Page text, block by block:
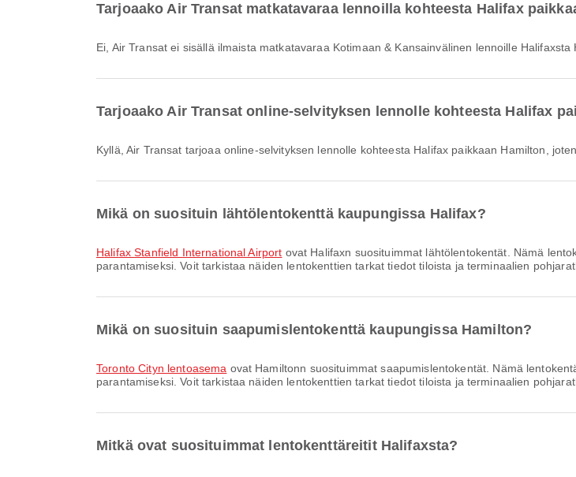
Tarjoaako Air Transat matkatavaraa lennoilla kohteesta Halifax
Ei, Air Transat ei sisällä ilmaista matkatavaraa Kotimaan & Kansainvälinen lennoille
Tarjoaako Air Transat online-selvityksen lennolle kohteesta Halifax
Kyllä, Air Transat tarjoaa online-selvityksen lennolle kohteesta Halifax paikkaan Hamilton,
Mikä on suosituin lähtölentokenttä kaupungissa Halifax?
Halifax Stanfield International Airport ovat Halifaxn suosituimmat lähtölentokentät. Nämä
parantamiseksi. Voit tarkistaa näiden lentokenttien tarkat tiedot tiloista ja terminaalien
Mikä on suosituin saapumislentokenttä kaupungissa Hamilton?
Toronto Cityn lentoasema ovat Hamiltonn suosituimmat saapumislentokentät. Nämä
parantamiseksi. Voit tarkistaa näiden lentokenttien tarkat tiedot tiloista ja terminaalien
Mitkä ovat suosituimmat lentokenttäreitit Halifaxsta?